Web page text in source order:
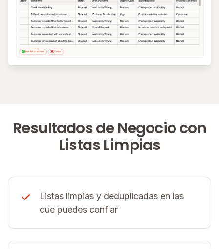
Resultados de Negocio con
Listas Limpias
Listas limpias y deduplicadas en las
que puedes confiar